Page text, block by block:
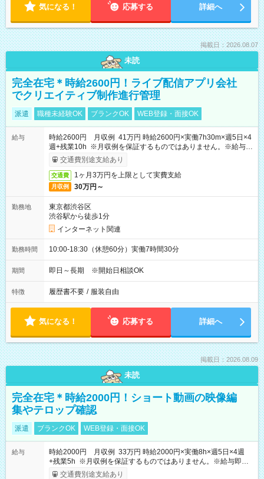
気になる！ 応募する 詳細へ
掲載日：2026.08.07
未読
完全在宅＊時給2600円！ライブ配信アプリ会社
でクリエイティブ制作進行管理
派遣 職種未経験OK ブランクOK WEB登録・面接OK
給与
時給2600円 月収例 41万円 時給2600円×実働7h30m×週5日×4
週+残業10h ※月収例を保証するものではありません。※給与即
受取りサービス利用可（利用条件有）
交通費別途支給あり
交通費 1ヶ月3万円を上限として実費支給
月収例 30万円～
勤務地
東京都渋谷区
渋谷駅から徒歩1分
インターネット関連
勤務時間 10:00-18:30（休憩60分）実働7時間30分
期間 即日～長期 ※開始日相談OK
特徴 履歴書不要 / 服装自由
気になる！ 応募する 詳細へ
掲載日：2026.08.09
未読
完全在宅＊時給2000円！ショート動画の映像編
集やテロップ確認
派遣 ブランクOK WEB登録・面接OK
給与
時給2000円 月収例 33万円 時給2000円×実働8h×週5日×4週
+残業5h ※月収例を保証するものではありません。※給与即受
取りサービス利用可（利用条件有）
交通費別途支給あり